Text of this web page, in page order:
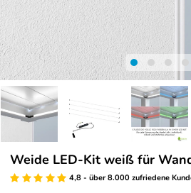
Weide LED-Kit weiß für
4,8 - über 8.000 zufriedene